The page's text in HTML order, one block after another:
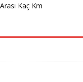
Kaç Km